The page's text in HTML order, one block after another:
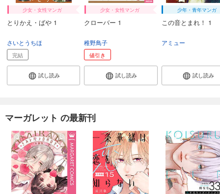
少女・女性マンガ
とりかえ・ばや 1
さいとうちほ
完結
試し読み
少女・女性マンガ
クローバー 1
稚野鳥子
値引き
試し読み
少年・青年マンガ
この音とまれ！ 1
アミュー
試し読み
マーガレット の最新刊